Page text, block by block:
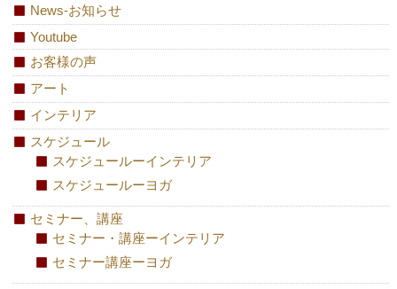
News-お知らせ
Youtube
お客様の声
アート
インテリア
スケジュール
スケジュールーインテリア
スケジュールーヨガ
セミナー、講座
セミナー・講座ーインテリア
セミナー講座ーヨガ